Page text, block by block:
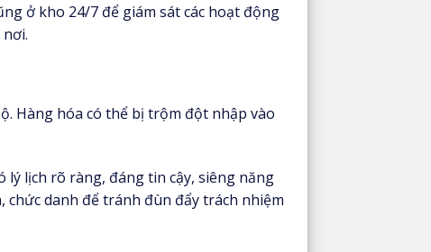
ở kho 24/7 để giám sát các hoạt động
Hàng hóa có thể bị trộm đột nhập vào
lịch rõ ràng, đáng tin cậy, siêng năng
danh để tránh đùn đẩy trách nhiệm